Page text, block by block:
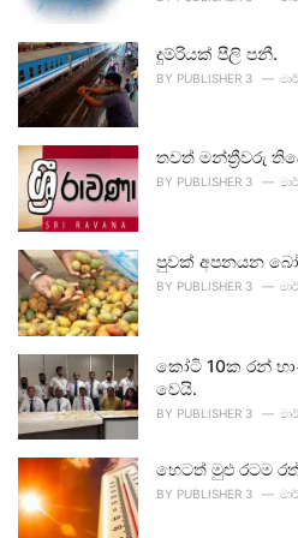
දුම්රියක් පීලි පනී.
BY PUBLISHER 3
තවත් මන්ත්‍රීවරු
BY PUBLISHER 3
පුවක් අපනයන
BY PUBLISHER 3
කෝටි 10ක රන්
වෙයි.
BY PUBLISHER 3
හෙටත් මුළු රටම
BY PUBLISHER 3